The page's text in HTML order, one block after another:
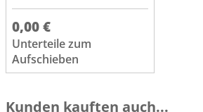
0,00 €
Unterteile zum
Aufschieben
Kunden kauften auch...